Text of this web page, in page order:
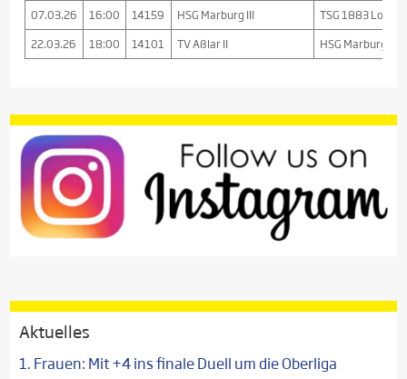
07.03.26
16:00 14159 HSG Marburg III
TSG 1883 Lollar II
22.03.26
18:00 14101 TV Aßlar II HSG Marburg III
Aktuelles
1. Frauen: Mit +4 ins finale Duell um die Oberliga